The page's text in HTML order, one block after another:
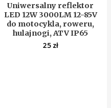
Uniwersalny reflektor
LED 12W 3000LM 12-85V
do motocykla, roweru,
hulajnogi, ATV IP65
25 zł